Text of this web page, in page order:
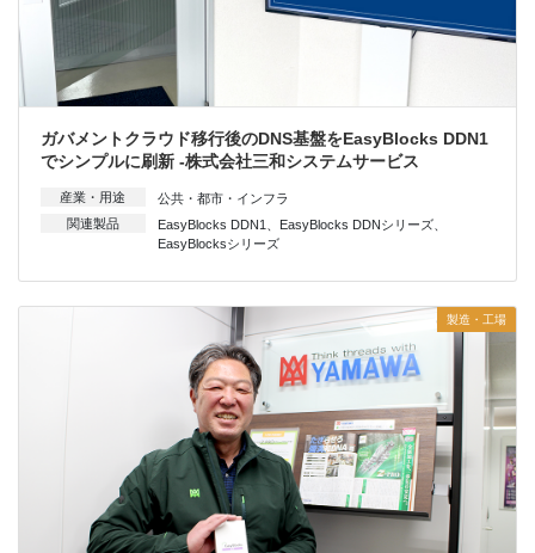
ガバメントクラウド移行後のDNS基盤をEasyBlocks DDN1
でシンプルに刷新 -株式会社三和システムサービス
産業・用途
公共・都市・インフラ
関連製品
EasyBlocks DDN1 EasyBlocks DDNシリーズ、
EasyBlocksシリーズ
製造・工場